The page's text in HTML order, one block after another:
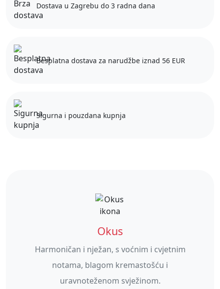
Dostava u Zagrebu do 3 radna dana
Besplatna dostava za narudžbe iznad 56 EUR
Sigurna i pouzdana kupnja
Okus
Harmoničan i nježan, s voćnim i cvjetnim
notama, blagom kremastošću i
uravnoteženom svježinom.